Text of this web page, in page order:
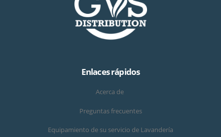
Enlaces rápidos
Acerca de
Preguntas frecuentes
Equipamiento de su servicio de Lavandería